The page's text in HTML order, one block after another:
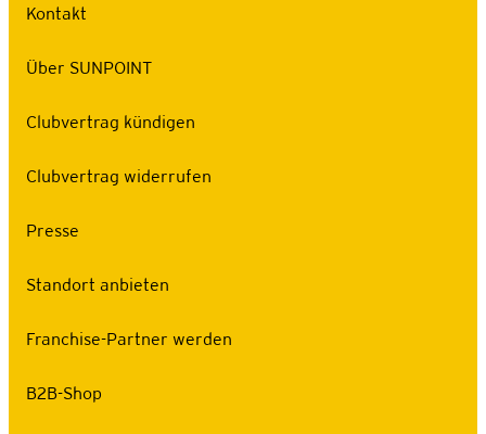
Kontakt
Über SUNPOINT
Clubvertrag kündigen
Clubvertrag widerrufen
Presse
Standort anbieten
Franchise-Partner werden
B2B-Shop